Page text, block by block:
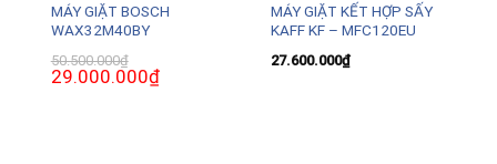
MÁY GIẶT BOSCH
WAX32M40BY
50.500.000₫
Giá
gốc
29.000.000₫Giá
hiện
MÁY GIẶT KẾT HỢP SẤY
KAFF KF – MFC120EU
27.600.000₫